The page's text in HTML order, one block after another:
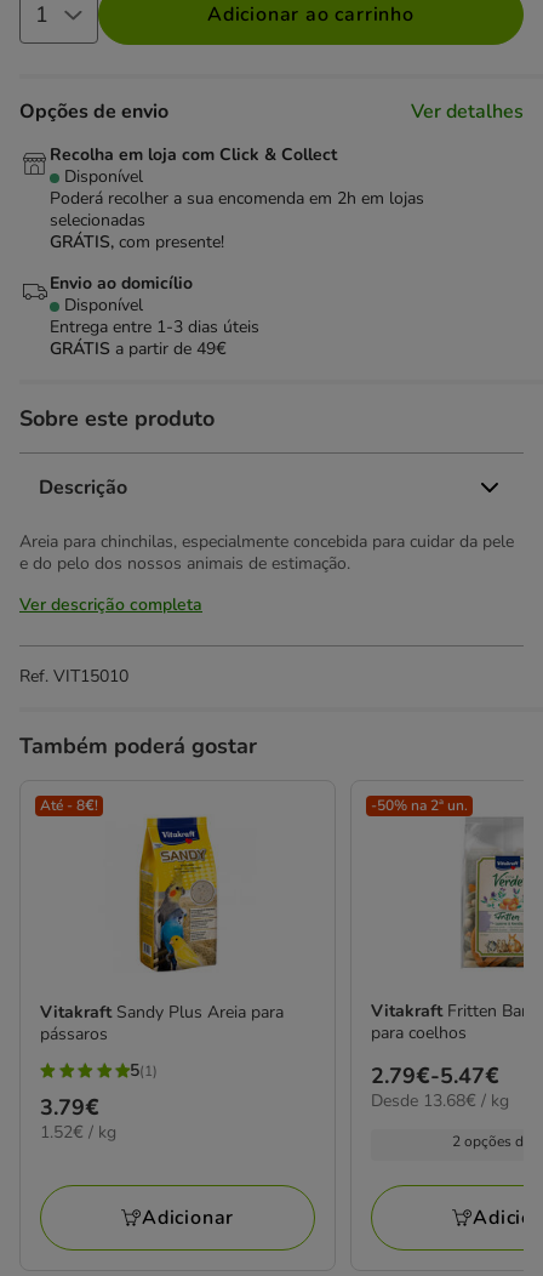
Adicionar ao carrinho
Opções de envio Ver detalhes
Recolha em loja com Click & Collect
Disponível
Poderá recolher a sua encomenda em 2h em lojas
selecionadas
GRÁTIS, com presente!
Envio ao domicílio
Disponível
Entrega entre 1-3 dias úteis
GRÁTIS a partir de 49€
Sobre este produto
Descrição
Areia para chinchilas, especialmente concebida para cuidar da pele
e do pelo dos nossos animais de estimação.
Ver descrição completa
Ref. VIT15010
Também poderá gostar
Até - 8€!
Vitakraft Sandy Plus Areia para
pássaros
5
estrelas
com
avaliações
5(1)
Preço
3.79€
3.79€
1.52€
1.52€ / kg
Adicionar
-50% na 2ª un.
Vitakraft Fritten
para coelhos
Preço
de
5.47€
2.79€-5.47€
13.68€
Desde 13.68€ / kg
2 opções de